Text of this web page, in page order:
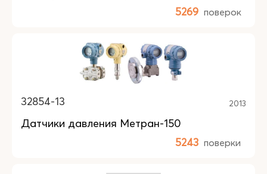
5269 поверок
32854-13 2013
Датчики давления Метран-150
5243 поверки